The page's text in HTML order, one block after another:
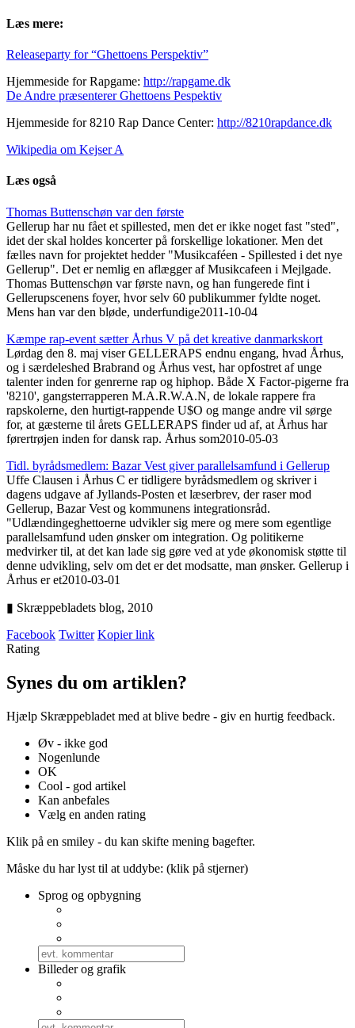
Læs mere:
Releaseparty for “Ghettoens Perspektiv”
Hjemmeside for Rapgame: http://rapgame.dk
De Andre præsenterer Ghettoens Pespektiv
Hjemmeside for 8210 Rap Dance Center: http://8210rapdance.dk
Wikipedia om Kejser A
Læs også
Thomas Buttenschøn var den første
Gellerup har nu fået et spillested, men det er ikke noget fast "sted",
idet der skal holdes koncerter på forskellige lokationer. Men det
fælles navn for projektet hedder "Musikcaféen - Spillested i det nye
Gellerup". Det er nemlig en aflægger af Musikcafeen i Mejlgade.
Thomas Buttenschøn var første navn, og han fungerede fint i
Gellerupscenens foyer, hvor selv 60 publikummer fyldte noget.
Mens han var den bløde, underfundige2011-10-04
Kæmpe rap-event sætter Århus V på det kreative danmarkskort
Lørdag den 8. maj viser GELLERAPS endnu engang, hvad Århus,
og i særdeleshed Brabrand og Århus vest, har opfostret af unge
talenter inden for genrerne rap og hiphop. Både X Factor-pigerne fra
'8210', gangsterrapperen M.A.R.W.A.N, de lokale rappere fra
rapskolerne, den hurtigt-rappende U$O og mange andre vil sørge
for, at gæsterne til årets GELLERAPS finder ud af, at Århus har
førertrøjen inden for dansk rap. Århus som2010-05-03
Tidl. byrådsmedlem: Bazar Vest giver parallelsamfund i Gellerup
Uffe Clausen i Århus C er tidligere byrådsmedlem og skriver i
dagens udgave af Jyllands-Posten et læserbrev, der raser mod
Gellerup, Bazar Vest og kommunens integrationsråd.
"Udlændingeghettoerne udvikler sig mere og mere som egentlige
parallelsamfund uden ønsker om integration. Og politikerne
medvirker til, at det kan lade sig gøre ved at yde økonomisk støtte til
denne udvikling, selv om det er det modsatte, man ønsker. Gellerup i
Århus er et2010-03-01
▮ Skræppebladets blog, 2010
Facebook Twitter Kopier link
Rating
Synes du om artiklen?
Hjælp Skræppebladet med at blive bedre - giv en hurtig feedback.
Øv - ikke god
Nogenlunde
OK
Cool - god artikel
Kan anbefales
Vælg en anden rating
Klik på en smiley - du kan skifte mening bagefter.
Måske du har lyst til at uddybe: (klik på stjerner)
Sprog og opbygning
Billeder og grafik